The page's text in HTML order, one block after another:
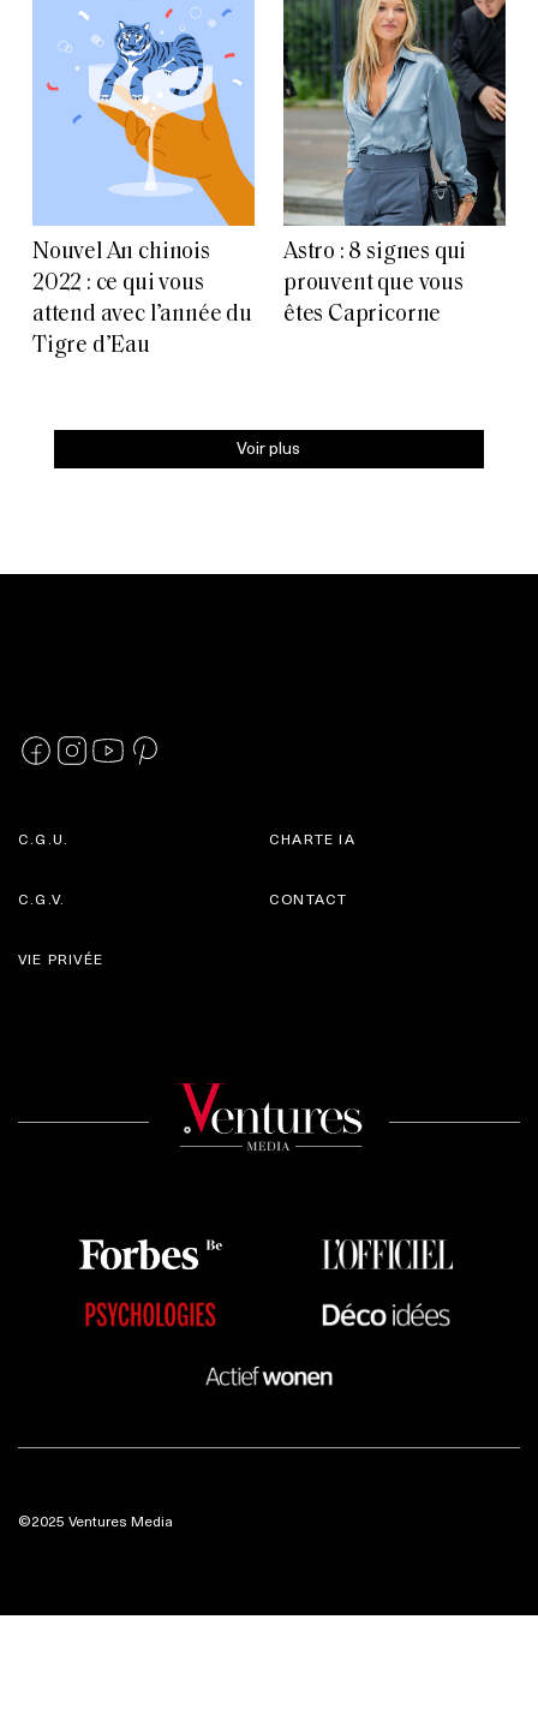
Nouvel An chinois
2022 : ce qui vous
attend avec l’année du
Tigre d’Eau
Astro : 8 signes qui
prouvent que vous
êtes Capricorne
Voir plus
C.G.U.
C.G.V.
CHARTE IA
CONTACT
VIE PRIVÉE
©2025 Ventures Media